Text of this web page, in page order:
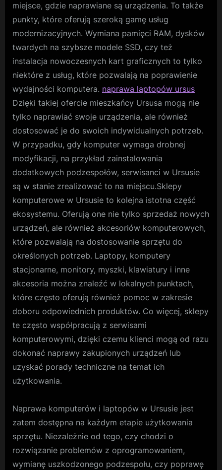
miejsce, gdzie naprawiane są urządzenia. To także
punkty, które oferują szeroką gamę usług
modernizacyjnych. Wymiana pamięci RAM, dysków
twardych na szybsze modele SSD, czy też
instalacja nowoczesnych kart graficznych to tylko
niektóre z usług, które pozwalają na poprawienie
wydajności komputera. naprawa laptopów ursus
Dzięki takiej ofercie mieszkańcy Ursusa mogą nie
tylko naprawiać swoje urządzenia, ale również
dostosować je do swoich indywidualnych potrzeb.
W przypadku, gdy komputer wymaga drobnej
modyfikacji, na przykład zainstalowania
dodatkowych podzespołów, serwisanci w Ursusie
są w stanie zrealizować to na miejscu.Sklepy
komputerowe w Ursusie to kolejna istotna część
ekosystemu. Oferują one nie tylko sprzedaż nowych
urządzeń, ale również akcesoriów komputerowych,
które pozwalają na dostosowanie sprzętu do
określonych potrzeb. Laptopy, komputery
stacjonarne, monitory, myszki, klawiatury i inne
akcesoria można znaleźć w lokalnych punktach,
które często oferują również pomoc w zakresie
doboru odpowiednich produktów. Co więcej, sklepy
te często współpracują z serwisami
komputerowymi, dzięki czemu klienci mogą od razu
dokonać naprawy zakupionych urządzeń lub
uzyskać porady techniczne na temat ich
użytkowania.
Naprawa komputerów i laptopów w Ursusie jest
zatem dostępna na każdym etapie użytkowania
sprzętu. Niezależnie od tego, czy chodzi o
rozwiązanie problemów z oprogramowaniem,
wymianę uszkodzonego podzespołu, czy poprawę